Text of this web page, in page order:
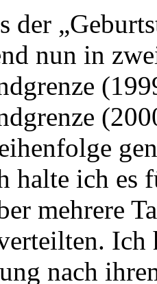
der
nun in
halte ich es
mehrere
Ich
nach